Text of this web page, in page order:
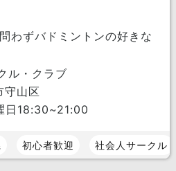
わずバドミントンの好きな
ル・クラブ
守山区
日18:30~21:00
初心者歓迎 社会人サークル